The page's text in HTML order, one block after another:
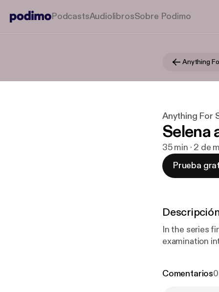
PodcastsAudiolibrosSobre Podimo
Anything
Anything For
Selena
35 min · 2 de
Prueba
In the series
examination
Comentarios0